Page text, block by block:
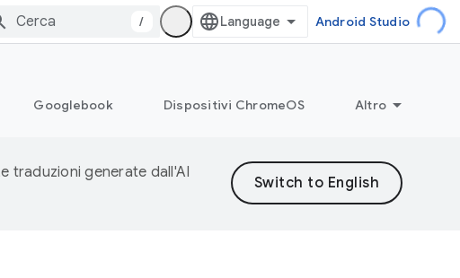
/ Android Studio
Googlebook Dispositivi ChromeOS Altro
traduzioni generate dall'AI